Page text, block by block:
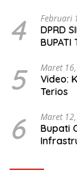
4 Februari
DPRD
BUPATI
(ODL)
KOTA
5 Maret
Video:
Terios
6 Maret
Bupati